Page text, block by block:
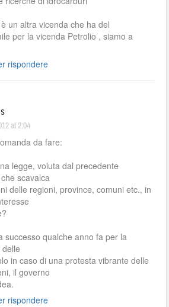
un altra vicenda che ha del
per la vicenda Petrolio , siamo a
rispondere
at 2:04
da fare:
legge, voluta dal precedente
scavalca
delle regioni, province, comuni etc., in
successo qualche anno fa per la
in caso di una protesta vibrante delle
il governo
rispondere